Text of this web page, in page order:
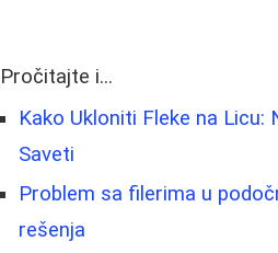
Pročitajte i...
Kako Ukloniti Fleke na Licu:
Saveti
Problem sa filerima u
rešenja